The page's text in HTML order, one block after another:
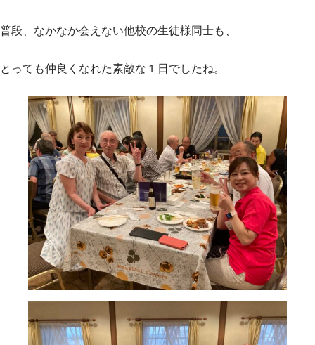
普段、なかなか会えない他校の生徒様同士も、
とっても仲良くなれた素敵な１日でしたね。